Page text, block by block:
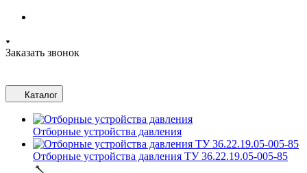
Заказать звонок
Каталог
Отборные устройства давления
Отборные устройства давления ТУ 36.22.19.05-005-85